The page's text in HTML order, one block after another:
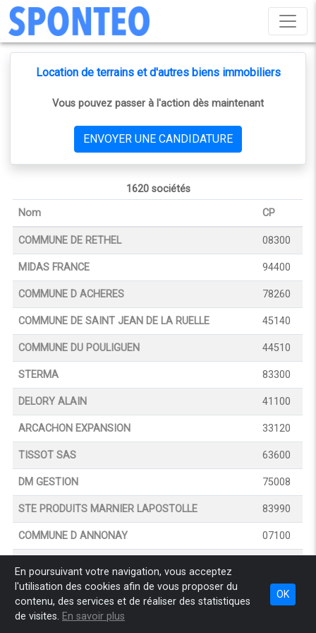
Location de terrains et d'autres biens immobiliers
Vous pouvez passer à l'action dès maintenant
ENVOYER UNE CANDIDATURE
1620 sociétés
Nom
CP
COMMUNE DE RETHEL 08300
MIDAS FRANCE 94400
COMMUNE D ACHERES 78260
COMMUNE DE SAINT JEAN DE LA RUELLE 45140
COMMUNE DU POULIGUEN 44510
STERMA 83300
DELORY ALAIN 41100
ARCACHON EXPANSION 33120
TISSOT SAS 63600
DM GESTION 75008
STE PRODUITS MARNIER LAPOSTOLLE 83990
COMMUNE D ANNONAY 07100
GOELIA GESTION 66120
ARCHE SAS
En poursuivant votre navigation, vous acceptez
l'utilisation des cookies afin de vous proposer du
contenu, des services et de réaliser des statistiques
de visites. En savoir plus
OK